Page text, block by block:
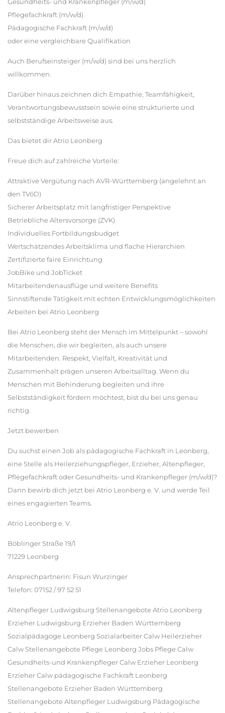
Pflegefachkraft (m/w/d)
Pädagogische Fachkraft (m/w/d)
oder eine vergleichbare Qualifikation
Auch Berufseinsteiger (m/w/d) sind bei uns herzlich
willkommen.
Darüber hinaus zeichnen dich Empathie, Teamfähigkeit,
Verantwortungsbewusstsein sowie eine strukturierte und
selbstständige Arbeitsweise aus.
Das bietet dir Atrio Leonberg
Freue dich auf zahlreiche Vorteile:
Attraktive Vergütung nach AVR-Württemberg (angelehnt an
den TVöD)
Sicherer Arbeitsplatz mit langfristiger Perspektive
Betriebliche Altersvorsorge (ZVK)
Individuelles Fortbildungsbudget
Wertschätzendes Arbeitsklima und flache Hierarchien
Zertifizierte faire Einrichtung
JobBike und JobTicket
Mitarbeitendenausflüge und weitere Benefits
Sinnstiftende Tätigkeit mit echten Entwicklungsmöglichkeiten
Arbeiten bei Atrio Leonberg
Bei Atrio Leonberg steht der Mensch im Mittelpunkt – sowohl
die Menschen, die wir begleiten, als auch unsere
Mitarbeitenden. Respekt, Vielfalt, Kreativität und
Zusammenhalt prägen unseren Arbeitsalltag. Wenn du
Menschen mit Behinderung begleiten und ihre
Selbstständigkeit fördern möchtest, bist du bei uns genau
richtig.
Jetzt bewerben
Du suchst einen Job als pädagogische Fachkraft in Leonberg,
eine Stelle als Heilerziehungspfleger, Erzieher, Altenpfleger,
Pflegefachkraft oder Gesundheits- und Krankenpfleger (m/w/d)?
Dann bewirb dich jetzt bei Atrio Leonberg e. V. und werde Teil
eines engagierten Teams.
Atrio Leonberg e. V.
Böblinger Straße 19/1
71229 Leonberg
Ansprechpartnerin: Fisun Wurzinger
Telefon: 07152 / 97 52 51
Altenpfleger Ludwigsburg Stellenangebote Atrio Leonberg
Erzieher Ludwigsburg Erzieher Baden Württemberg
Sozialpädagoge Leonberg Sozialarbeiter Calw Heilerzieher
Calw Stellenangebote Pflege Leonberg Jobs Pflege Calw
Gesundheits-und Krankenpfleger Calw Erzieher Leonberg
Erzieher Calw pädagogische Fachkraft Leonberg
Stellenangebote Erzieher Baden Württemberg
Stellenangebote Altenpfleger Ludwigsburg Pädagogische